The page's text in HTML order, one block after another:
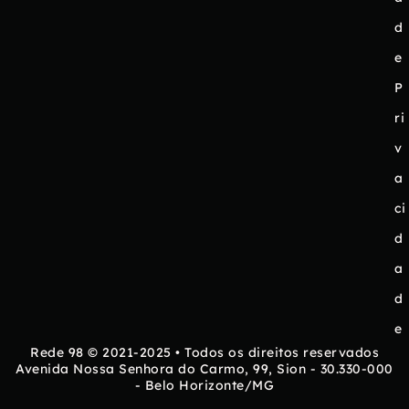
d
e
P
ri
v
a
ci
d
a
d
e
Rede 98 © 2021-2025 • Todos os direitos reservados
Avenida Nossa Senhora do Carmo, 99, Sion - 30.330-000
- Belo Horizonte/MG